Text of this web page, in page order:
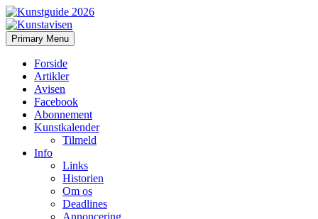
Kunstavisen
Search
Primary Menu Skip
to
Forside
Artikler
Avisen
Facebook
Abonnement
Kunstkalender
Tilmeld
Info
Links
Historien
Om os
Deadlines
Annoncering